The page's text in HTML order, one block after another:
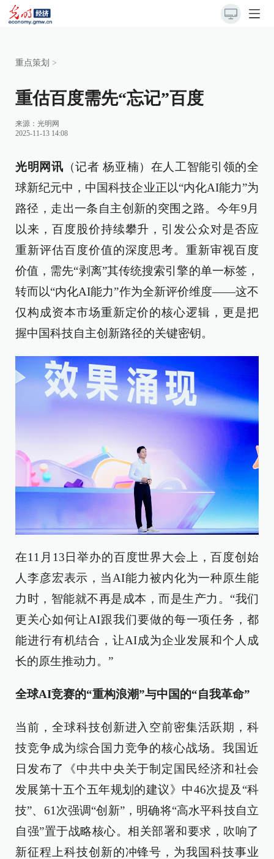
重点策划 >
重估百度需先“忘记”百度
来源： 光明网
2025-11-13 14:08
光明网讯 （记者 杨亚楠）在人工智能引领的全
球新纪元中，中国科技企业正以“内化AI能力”为
路径，走出一条自主创新的突围之路。今年9月
以来，百度股价持续攀升，引发公众对是否应
重新评估百度价值的深度思考。重新审视百度
价值，需先“剥离”其传统搜索引擎的单一标签，
转而以“内化AI能力”作为全新评价维度——这不
仅构成资本市场重新定价的核心逻辑，更是把
握中国科技自主创新路径的关键密钥。
在11月13日举办的百度世界大会上，百度创始
人李彦宏表示，当AI能力被内化为一种原生能
力时，智能就不再是成本，而是生产力。“我们
更关心如何让AI跟我们要做的每一项任务，都
能进行有机结合，让AI成为企业发展和个人成
长的原生推动力。”
全球AI竞赛的“重构浪潮”与中国的“自我革命”
当前，全球科技创新进入空前密集活跃期，科
技竞争成为综合国力竞争的核心战场。我国近
日发布了《中共中央关于制定国民经济和社会
发展第十五个五年规划的建议》中46次提及“科
技”、61次强调“创新”，明确将“高水平科技自立
自强”置于战略核心。相关部署和要求，吹响了
新征程上科技创新的冲锋号，为我国科技事业